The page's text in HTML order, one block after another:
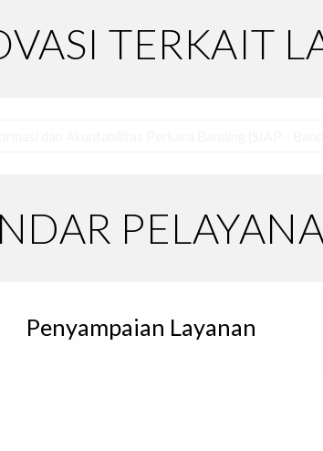
TERKAIT
Penyampaian Layanan